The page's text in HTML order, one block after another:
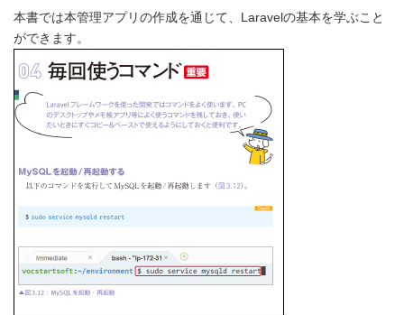
本書では本管理アプリの作成を通じて、Laravelの基本を学ぶこと
ができます。